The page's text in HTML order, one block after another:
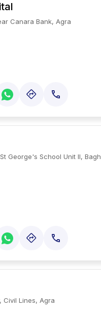
Canara Bank, Agra
George's School Unit II, Bagh
Civil Lines, Agra